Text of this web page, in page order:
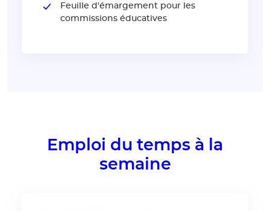
Feuille d'émargement pour les
commissions éducatives
Emploi du temps à la
semaine